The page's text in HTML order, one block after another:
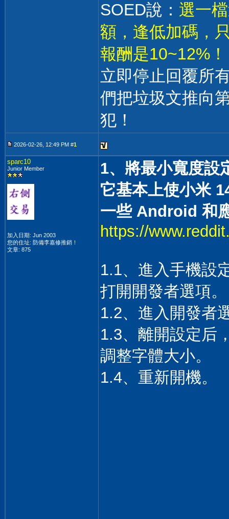
SOED說： 選一
額，逢低加碼，
報酬是10~12%！
立即停止回覆所
們把垃圾文推向
犯！
2026-02-26, 12:49 PM #1
sparc10
Junior Member
加入日期: Jun 2003
您的住址: 防備李嘉修推銷！
文章: 875
1、將最小寬度設
它基本上使小米
一些 Android 和
https://
1.1、進入手機設
打開開發者選項。
1.2、進入開發者
1.3、離開設定后
調整字體大小。
1.4、重新開機。